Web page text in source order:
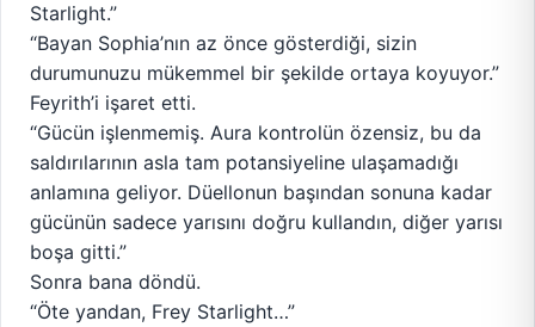
Starlight.”
“Bayan Sophia’nın az önce gösterdiği, sizin
durumunuzu mükemmel bir şekilde ortaya koyuyor.”
Feyrith’i işaret etti.
“Gücün işlenmemiş. Aura kontrolün özensiz, bu da
saldırılarının asla tam potansiyeline ulaşamadığı
anlamına geliyor. Düellonun başından sonuna kadar
gücünün sadece yarısını doğru kullandın, diğer yarısı
boşa gitti.”
Sonra bana döndü.
“Öte yandan, Frey Starlight…”